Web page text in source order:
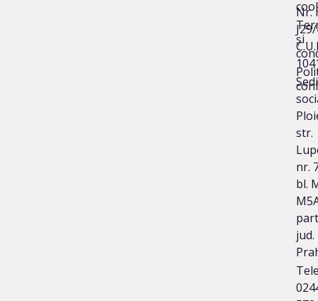
Nr.
str.
nr.
bl.
jud.
și